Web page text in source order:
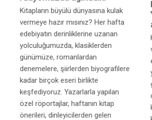
edebiyatın derinliklerine uzanan
yolculuğumuzda, klasiklerden
günümüze, romanlardan
denemelere, şiirlerden biyografilere
kadar birçok eseri birlikte
keşfediyoruz. Yazarlarla yapılan
özel röportajlar, haftanın kitap
önerileri, dinleyicilerden gelen
yorumlar ve edebi tartışmalar bu
programda sizleri bekliyor.